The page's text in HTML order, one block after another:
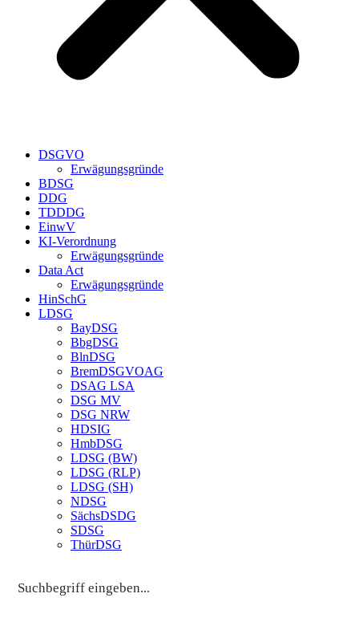
DSGVO
Erwägungsgründe
BDSG
DDG
TDDDG
EinwV
KI-Verordnung
Erwägungsgründe
Data Act
Erwägungsgründe
HinSchG
LDSG
BayDSG
BbgDSG
BlnDSG
BremDSGVOAG
DSAG LSA
DSG MV
DSG NRW
HDSIG
HmbDSG
LDSG (BW)
LDSG (RLP)
LDSG (SH)
NDSG
SächsDSDG
SDSG
ThürDSG